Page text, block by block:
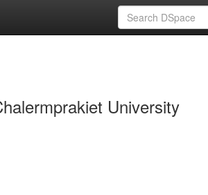
University